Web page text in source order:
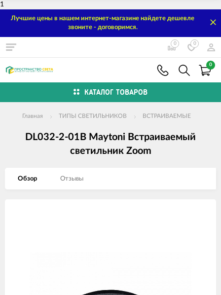
1
Лучшие цены в нашем интернет-магазине найдете дешевле
звоните - договоримся.
0 0
0
КАТАЛОГ ТОВАРОВ
Главная ТИПЫ СВЕТИЛЬНИКОВ ВСТРАИВАЕМЫЕ
DL032-2-01B Maytoni Встраиваемый
светильник Zoom
Обзор Отзывы